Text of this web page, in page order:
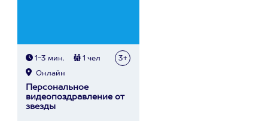
1-3 мин. 1 чел 3+
Онлайн
Персональное
видеопоздравление от
звезды